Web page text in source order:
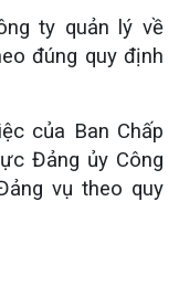
ty quản lý về
đúng quy định
của Ban Chấp
Đảng ủy Công
vụ theo quy